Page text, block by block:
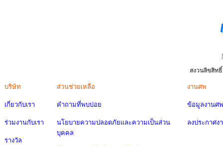
สงวนลิขสิท
บริษัท
เกี่ยวกับเรา
ร่วมงานกับเรา
รางวัล
ส่วนช่วยเหลือ
คำถามที่พบบ่อย
นโยบายความปลอดภัยและความเป็นส่วน
บุคคล
งานศพ
ข้อมูลงานศพ
ลงประกาศง